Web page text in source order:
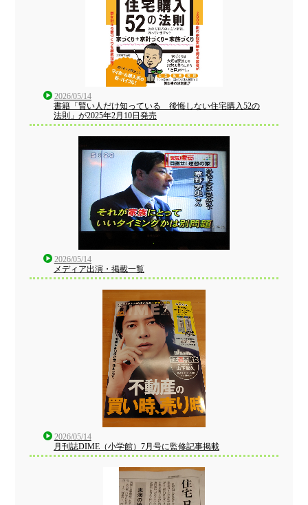
2026/05/14
書籍「賢い人だけ知っている 後悔しない住宅購入52の
法則」が2025年2月10日発売
2026/05/14
メディア出演・掲載一覧
2026/05/14
月刊誌DIME（小学館）7月号に監修記事掲載